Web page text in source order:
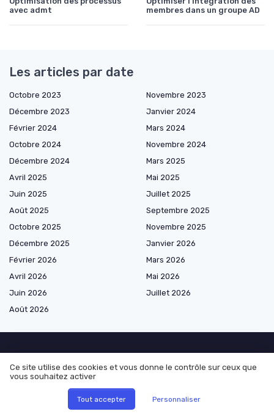
avec admt
membres dans un groupe AD
Les articles par date
Octobre 2023
Novembre 2023
Décembre 2023
Janvier 2024
Février 2024
Mars 2024
Octobre 2024
Novembre 2024
Décembre 2024
Mars 2025
Avril 2025
Mai 2025
Juin 2025
Juillet 2025
Août 2025
Septembre 2025
Octobre 2025
Novembre 2025
Décembre 2025
Janvier 2026
Février 2026
Mars 2026
Avril 2026
Mai 2026
Juin 2026
Juillet 2026
Août 2026
Les plus lus
Comprendre les rôles de DSI et CTO : quelles différences ?
Comprendre les rôles de DSI et responsable IT : quelles différences ?
Ce site utilise des cookies et vous donne le contrôle sur ceux que
vous souhaitez activer
Tout accepter Personnaliser